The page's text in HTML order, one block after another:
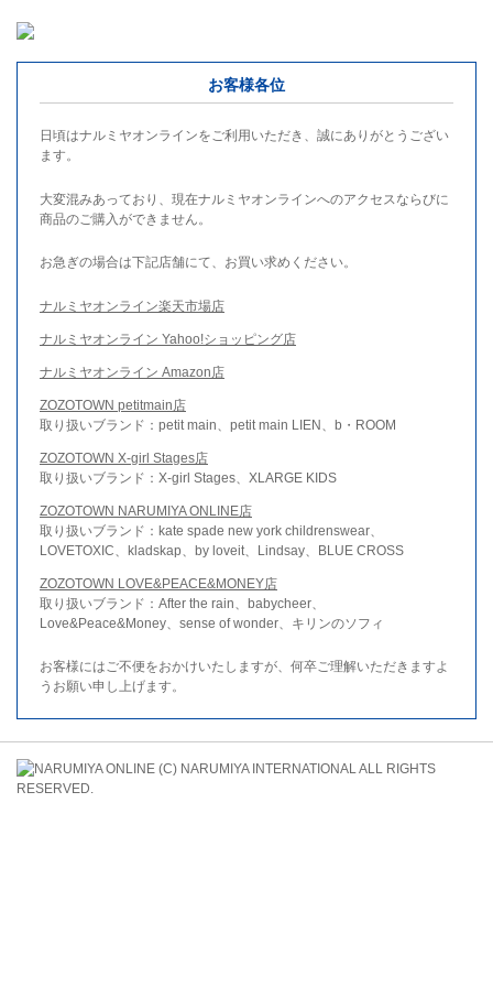
お客様各位
日頃はナルミヤオンラインをご利用いただき、誠にありがとうござい
ます。
大変混みあっており、現在ナルミヤオンラインへのアクセスならびに
商品のご購入ができません。
お急ぎの場合は下記店舗にて、お買い求めください。
ナルミヤオンライン楽天市場店
ナルミヤオンライン Yahoo!ショッピング店
ナルミヤオンライン Amazon店
ZOZOTOWN petitmain店
取り扱いブランド：petit main、petit main LIEN、b・ROOM
ZOZOTOWN X-girl Stages店
取り扱いブランド：X-girl Stages、XLARGE KIDS
ZOZOTOWN NARUMIYA ONLINE店
取り扱いブランド：kate spade new york childrenswear、
LOVETOXIC、kladskap、by loveit、Lindsay、BLUE CROSS
ZOZOTOWN LOVE&PEACE&MONEY店
取り扱いブランド：After the rain、babycheer、
Love&Peace&Money、sense of wonder、キリンのソフィ
お客様にはご不便をおかけいたしますが、何卒ご理解いただきますよ
うお願い申し上げます。